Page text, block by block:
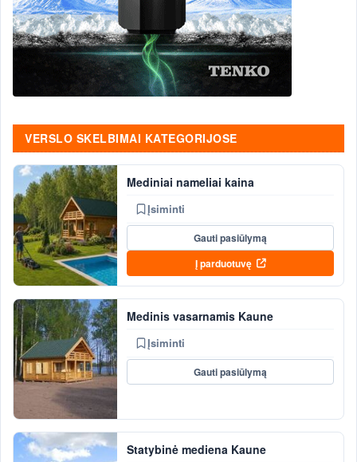
VERSLO SKELBIMAI KATEGORIJOSE
Mediniai nameliai kaina
Įsiminti
Gauti pasiūlymą
Į parduotuvę
Medinis vasarnamis Kaune
Įsiminti
Gauti pasiūlymą
Statybinė mediena Kaune